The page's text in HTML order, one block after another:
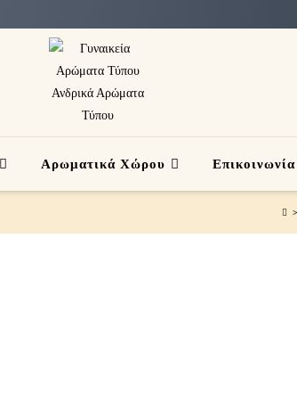
Αρωματικά Χώρου Επικοινωνία
>